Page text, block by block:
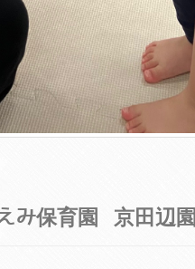
み保育園 京田辺園